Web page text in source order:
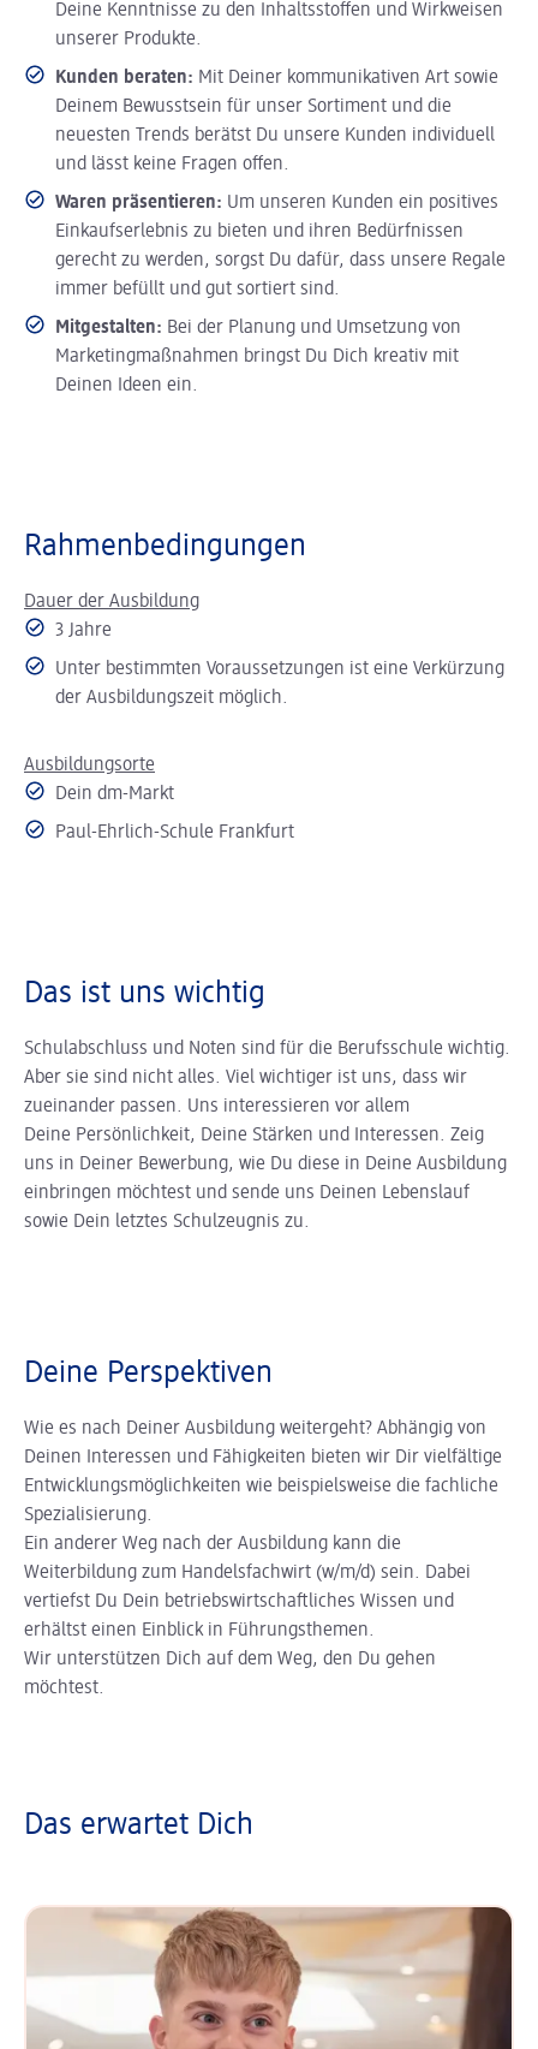
Deine Kenntnisse zu den Inhaltsstoffen und Wirkweisen
unserer Produkte.
Kunden beraten: Mit Deiner kommunikativen Art sowie
Deinem Bewusstsein für unser Sortiment und die
neuesten Trends berätst Du unsere Kunden individuell
und lässt keine Fragen offen.
Waren präsentieren: Um unseren Kunden ein positives
Einkaufserlebnis zu bieten und ihren Bedürfnissen
gerecht zu werden, sorgst Du dafür, dass unsere Regale
immer befüllt und gut sortiert sind.
Mitgestalten: Bei der Planung und Umsetzung von
Marketingmaßnahmen bringst Du Dich kreativ mit
Deinen Ideen ein.
Rahmenbedingungen
Dauer der Ausbildung
3 Jahre
Unter bestimmten Voraussetzungen ist eine Verkürzung
der Ausbildungszeit möglich.
Ausbildungsorte
Dein dm-Markt
Paul-Ehrlich-Schule Frankfurt
Das ist uns wichtig
Schulabschluss und Noten sind für die Berufsschule wichtig.
Aber sie sind nicht alles. Viel wichtiger ist uns, dass wir
zueinander passen. Uns interessieren vor allem
Deine Persönlichkeit, Deine Stärken und Interessen. Zeig
uns in Deiner Bewerbung, wie Du diese in Deine Ausbildung
einbringen möchtest und sende uns Deinen Lebenslauf
sowie Dein letztes Schulzeugnis zu.
Deine Perspektiven
Wie es nach Deiner Ausbildung weitergeht? Abhängig von
Deinen Interessen und Fähigkeiten bieten wir Dir vielfältige
Entwicklungsmöglichkeiten wie beispielsweise die fachliche
Spezialisierung.
Ein anderer Weg nach der Ausbildung kann die
Weiterbildung zum Handelsfachwirt (w/m/d) sein. Dabei
vertiefst Du Dein betriebswirtschaftliches Wissen und
erhältst einen Einblick in Führungsthemen.
Wir unterstützen Dich auf dem Weg, den Du gehen
möchtest.
Das erwartet Dich